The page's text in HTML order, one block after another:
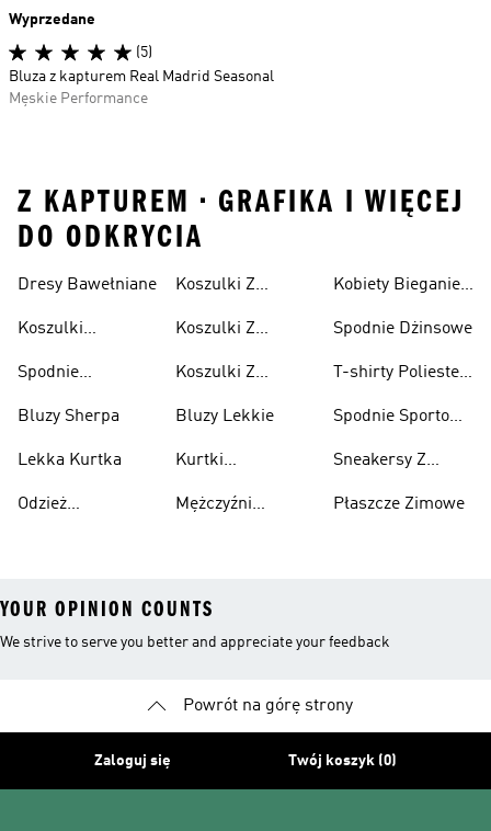
Wyprzedane
(5)
Bluza z kapturem Real Madrid Seasonal
Męskie Performance
Z KAPTUREM • GRAFIKA I WIĘCEJ
DO ODKRYCIA
Dresy Bawełniane
Koszulki
Spodnie
Bluzy Sherpa
Lekka Kurtka
Odzież
Koszulki Z
Męskie
Koszulki Z
Damska
Koszulki Z
Bluzy Lekkie
Kurtki
Mężczyźni
Lifestyle
Kobiety Bieganie I
Spodnie Dżinsowe
T-shirty Poliester
Spodnie Sportowe
Recyklingu
Sneakersy Z
Cholewką
Płaszcze Zimowe
YOUR OPINION COUNTS
We strive to serve you better and appreciate your feedback
Powrót na górę strony
Zaloguj się Twój koszyk (0)